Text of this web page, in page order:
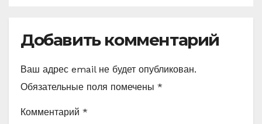
Добавить комментарий
Ваш адрес email не будет опубликован.
Обязательные поля помечены *
Комментарий *